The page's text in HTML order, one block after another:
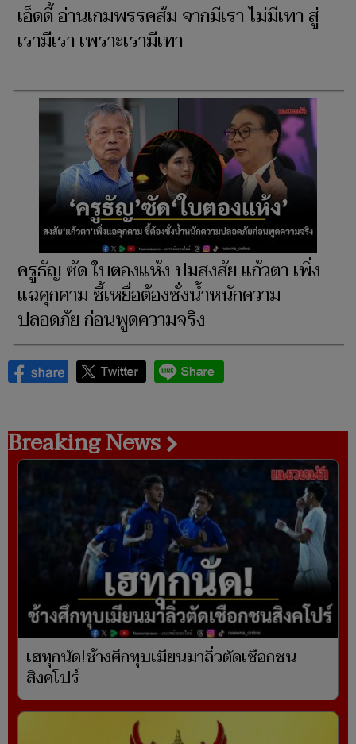
เอ็ดดี้ อ่านเกมพรรคส้ม จากมีเรา ไม่มีเทา สู่
เรามีเรา เพราะเรามีเทา
ครูธัญ ซัด ใบตองแห้ง ปมสงสัย แก้วตา เพิ่ง
แฉคุกคาม ชี้เหยื่อต้องชั่งน้ำหนักความ
ปลอดภัย ก่อนพูดความจริง
Breaking News
เฮทุกนัด!ช้างศึกทุบเมียนมาลิ่วตัดเชือกชน
สิงคโปร์